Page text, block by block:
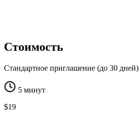
Стоимость
Стандартное приглашение (до 30 дней)
5 минут
$19